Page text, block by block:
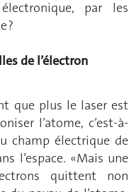
par les
?
de l’électron
que plus le laser est
l’atome, c’est-à-
champ électrique de
l’espace. «Mais une
quittent non